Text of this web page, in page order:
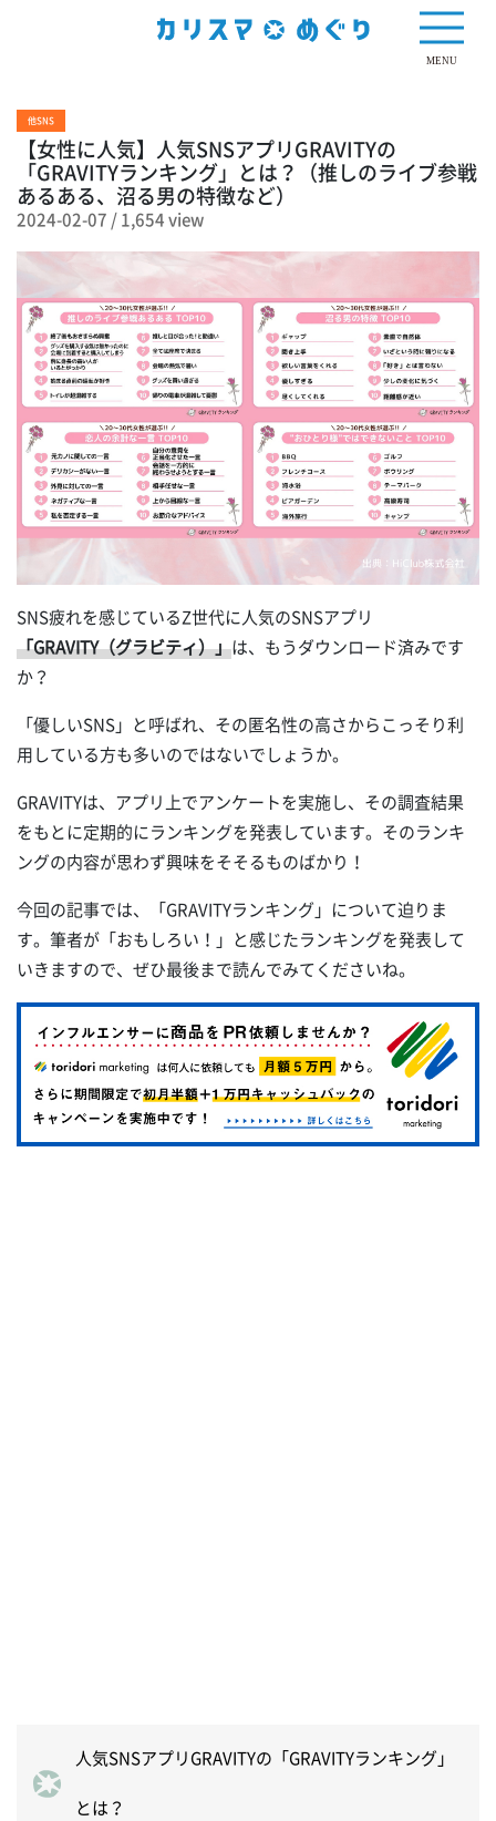
MENU
他SNS
【女性に人気】人気SNSアプリGRAVITYの
「GRAVITYランキング」とは？（推しのライブ参戦
あるある、沼る男の特徴など）
2024-02-07 /1,654 view
SNS疲れを感じているZ世代に人気のSNSアプリ
「GRAVITY（グラビティ）」は、もうダウンロード済みです
か？
「優しいSNS」と呼ばれ、その匿名性の高さからこっそり利
用している方も多いのではないでしょうか。
GRAVITYは、アプリ上でアンケートを実施し、その調査結果
をもとに定期的にランキングを発表しています。そのランキ
ングの内容が思わず興味をそそるものばかり！
今回の記事では、「GRAVITYランキング」について迫りま
す。筆者が「おもしろい！」と感じたランキングを発表して
いきますので、ぜひ最後まで読んでみてくださいね。
人気SNSアプリGRAVITYの「GRAVITYランキング」
とは？